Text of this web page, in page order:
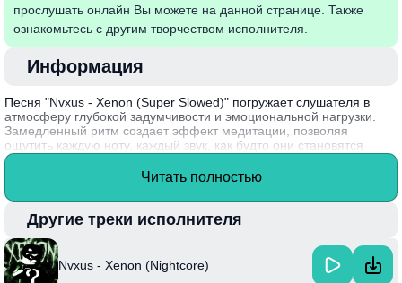
прослушать онлайн Вы можете на данной странице. Также
ознакомьтесь с другим творчеством исполнителя.
Информация
Песня "Nvxus - Xenon (Super Slowed)" погружает слушателя в
атмосферу глубокой задумчивости и эмоциональной нагрузки.
Замедленный ритм создает эффект медитации, позволяя
ощутить каждую ноту, каждый звук, как будто они становятся
частью внутреннего мира слушателя. В ней переплетаются
элементы электронной музыки и эмбиента, что помогает
поиска смысла. Проект Nvxus известен своим необычным
подходом к созданию музыки, обогащая жанр новыми
экспериментами и стилями.
Читать полностью
Другие треки исполнителя
Nvxus - Xenon (Nightcore)